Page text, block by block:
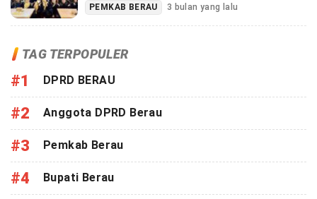
PEMKAB BERAU 3 bulan yang lalu
TAG TERPOPULER
#1 DPRD BERAU
#2 Anggota DPRD Berau
#3 Pemkab Berau
#4 Bupati Berau